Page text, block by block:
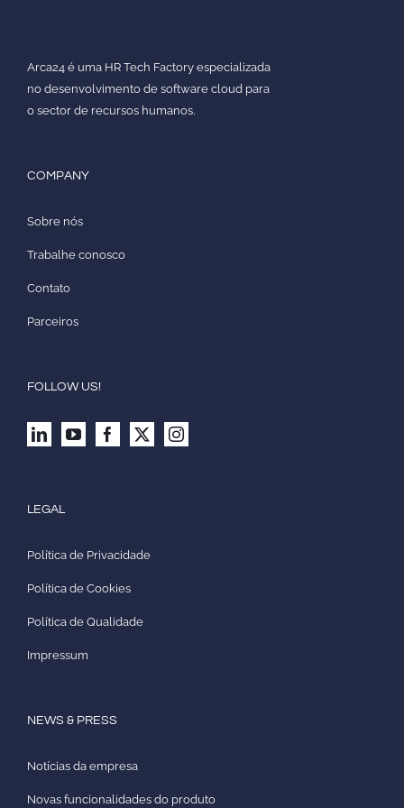
Arca24 é uma HR Tech Factory especializada
no desenvolvimento de software cloud para
o sector de recursos humanos.
COMPANY
Sobre nós
Trabalhe conosco
Contato
Parceiros
FOLLOW US!
LEGAL
Política de Privacidade
Política de Cookies
Política de Qualidade
Impressum
NEWS & PRESS
Notícias da empresa
Novas funcionalidades do produto